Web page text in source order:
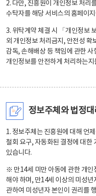
2. 다만, 진흥원이 개인정보 처리
수탁자를 해당 서비스의 홈페이
3. 위탁계약 체결 시 「개인정보
외 개인정보 처리금지, 안전성 확
감독, 손해배상 등 책임에 관한
개인정보를 안전하게 처리하는
정보주체와 법정
1. 정보주체는 진흥원에 대해 언
철회 요구, 자동화된 결정에 대한
있습니다.
※ 만14세 미만 아동에 관한 개인
해야 하며, 만14세 이상의 미성년
관하여 미성년자 본인이 권리를